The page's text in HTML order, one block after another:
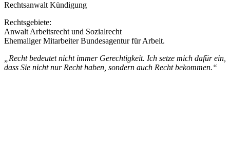
Rechtsanwalt Kündigung
Rechtsgebiete:
Anwalt Arbeitsrecht und Sozialrecht
Ehemaliger Mitarbeiter Bundesagentur für Arbeit.
„Recht bedeutet nicht immer Gerechtigkeit. Ich setze mich dafür ein,
dass Sie nicht nur Recht haben, sondern auch Recht bekommen.“